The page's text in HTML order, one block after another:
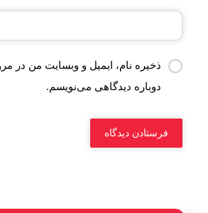
ذخیره نام، ایمیل و وبسایت من در
دوباره دیدگاهی می‌نویسم.